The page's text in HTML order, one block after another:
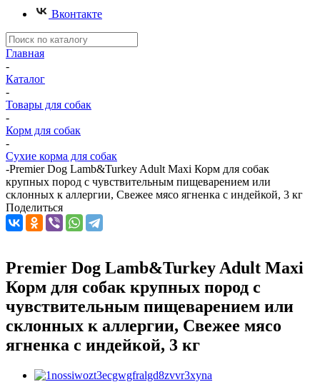
Вконтакте
Главная
-
Каталог
-
Товары для собак
-
Корм для собак
-
Сухие корма для собак
-Premier Dog Lamb&Turkey Adult Maxi Корм для собак
крупных пород с чувствительным пищеварением или
склонных к аллергии, Свежее мясо ягненка с индейкой, 3 кг
Поделиться
Premier Dog Lamb&Turkey Adult Maxi
Корм для собак крупных пород с
чувствительным пищеварением или
склонных к аллергии, Свежее мясо
ягненка с индейкой, 3 кг